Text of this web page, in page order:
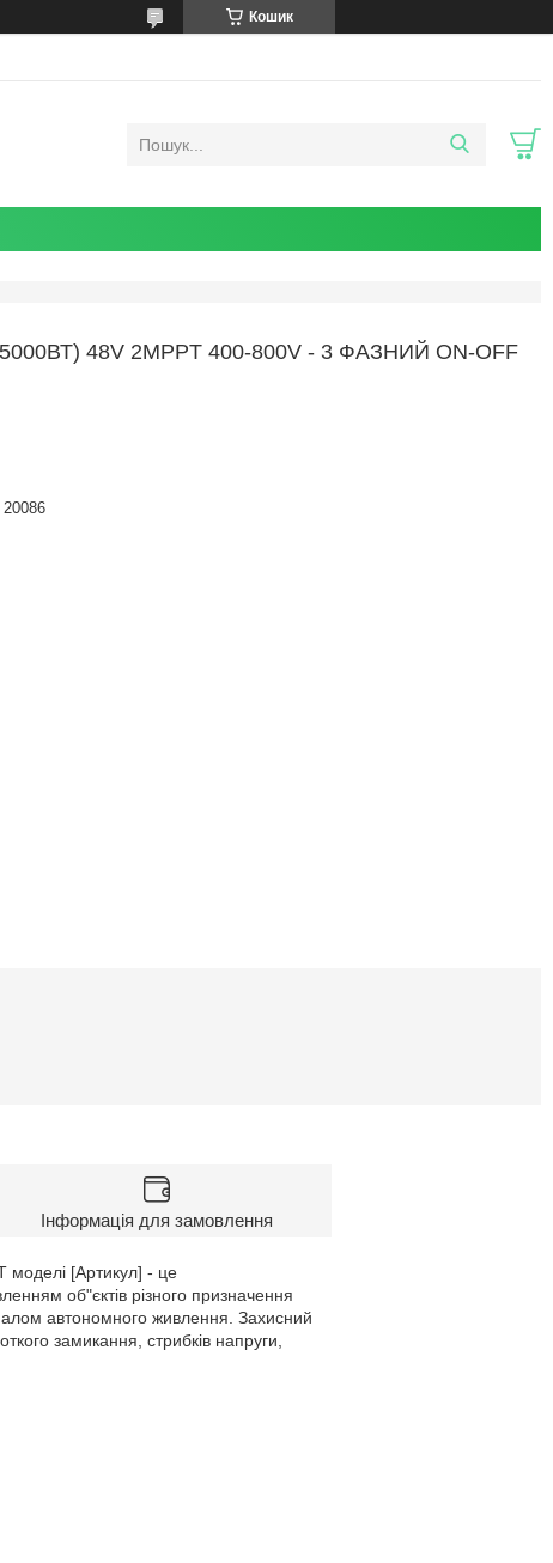
Кошик
48V 2MPPT 400-800V - 3 ФАЗНИЙ ON-OFF
20086
Інформація для замовлення
моделі [Артикул] - це
об"єктів різного призначення
автономного живлення. Захисний
замикання, стрибків напруги,